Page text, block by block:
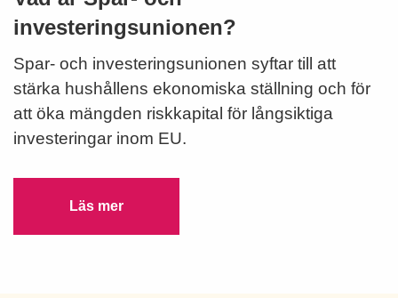
investeringsunionen?
Spar- och investeringsunionen syftar till att
stärka hushållens ekonomiska ställning och för
att öka mängden riskkapital för långsiktiga
investeringar inom EU.
Läs mer